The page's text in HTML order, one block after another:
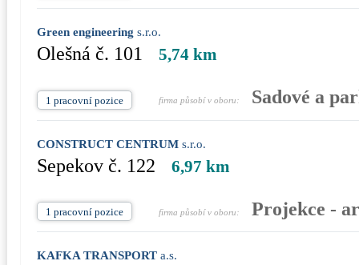
Green engineering s.r.o.
Olešná č. 101 5,74 km
1 pracovní pozice firma působí v oboru: Sadové a
CONSTRUCT CENTRUM s.r.o.
Sepekov č. 122 6,97 km
1 pracovní pozice firma působí v oboru: Projekce -
KAFKA TRANSPORT a.s.